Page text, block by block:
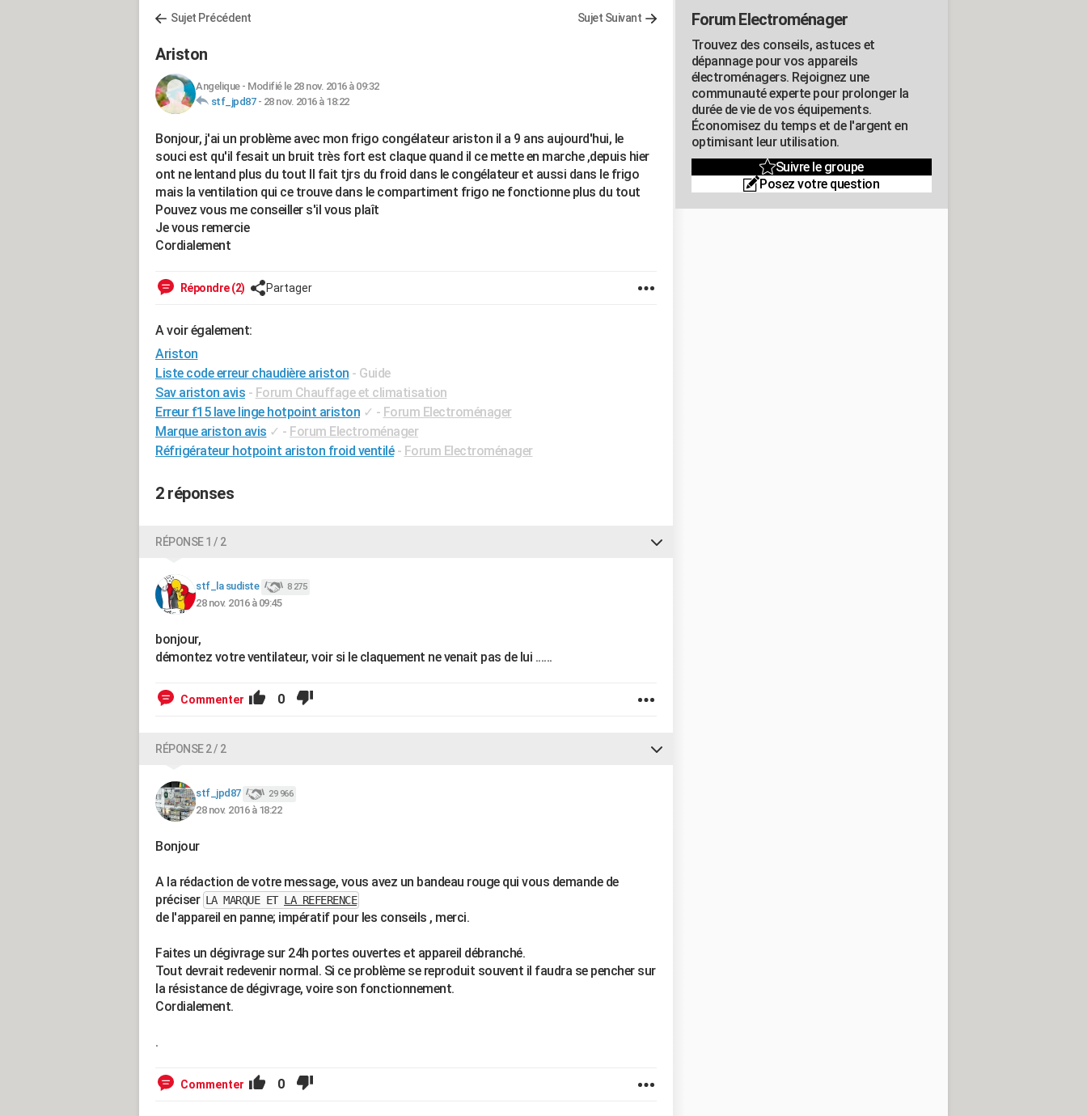
Sujet Précédent Sujet Suivant
Ariston
Angelique- Modifié le 28 nov. 2016 à 09:32
stf_jpd87- 28 nov. 2016 à 18:22
Bonjour, j'ai un problème avec mon frigo congélateur ariston il a 9 ans aujourd'hui, le
souci est qu'il fesait un bruit très fort est claque quand il ce mette en marche ,depuis hier
ont ne lentand plus du tout Il fait tjrs du froid dans le congélateur et aussi dans le frigo
mais la ventilation qui ce trouve dans le compartiment frigo ne fonctionne plus du tout
Pouvez vous me conseiller s'il vous plaît
Je vous remercie
Cordialement
Répondre (2) Partager
A voir également:
Ariston
Liste code erreur chaudière ariston - Guide
Sav ariston avis - Forum Chauffage et climatisation
Erreur f15 lave linge hotpoint ariston ✓ - Forum Electroménager
Marque ariston avis ✓ - Forum Electroménager
Réfrigérateur hotpoint ariston froid ventilé - Forum Electroménager
2 réponses
RÉPONSE 1 / 2
stf_la sudiste 8 275
28 nov. 2016 à 09:45
bonjour,
démontez votre ventilateur, voir si le claquement ne venait pas de lui ......
Commenter 0
RÉPONSE 2 / 2
stf_jpd87 29 966
28 nov. 2016 à 18:22
Bonjour
A la rédaction de votre message, vous avez un bandeau rouge qui vous demande de
préciser LA MARQUE ET LA REFERENCE
de l'appareil en panne; impératif pour les conseils , merci.
Faites un dégivrage sur 24h portes ouvertes et appareil débranché.
Tout devrait redevenir normal. Si ce problème se reproduit souvent il faudra se pencher sur
la résistance de dégivrage, voire son fonctionnement.
Cordialement.
.
Commenter 0
Forum Electroménager
Trouvez des conseils, astuces et
dépannage pour vos appareils
électroménagers. Rejoignez une
communauté experte pour prolonger la
durée de vie de vos équipements.
Économisez du temps et de l'argent en
optimisant leur utilisation.
Suivre le groupe
Posez votre question